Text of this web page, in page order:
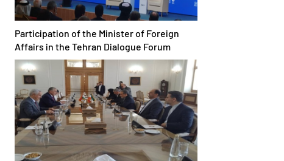
Participation of the Minister of Foreign
Affairs in the Tehran Dialogue Forum